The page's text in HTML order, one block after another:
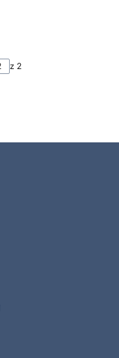
strony z produktami
z 2